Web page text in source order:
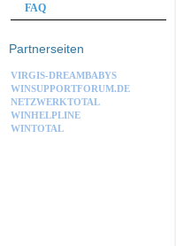
FAQ
Partnerseiten
VIRGIS-DREAMBABYS
WINSUPPORTFORUM.DE
NETZWERKTOTAL
WINHELPLINE
WINTOTAL